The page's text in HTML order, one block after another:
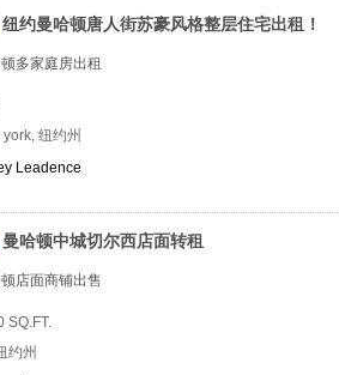
纽约曼哈顿唐人街苏豪风格整层住宅出租！
多家庭房出租
纽约州
Leadence
曼哈顿中城切尔西店面转租
店面商铺出售
SQ.FT.
约州